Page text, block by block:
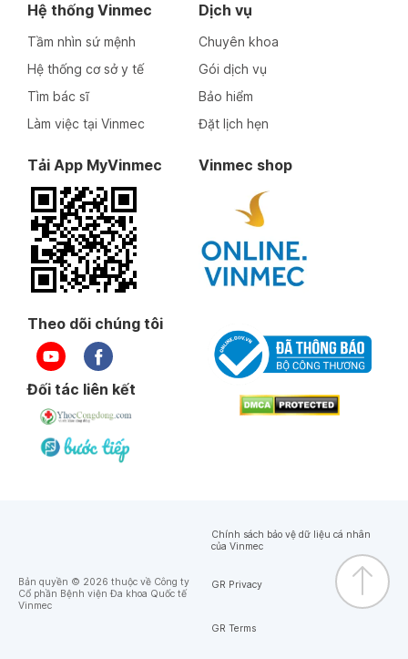
Hệ thống Vinmec
Tầm nhìn sứ mệnh
Hệ thống cơ sở y tế
Tìm bác sĩ
Làm việc tại Vinmec
Dịch vụ
Chuyên khoa
Gói dịch vụ
Bảo hiểm
Đặt lịch hẹn
Tải App MyVinmec Vinmec shop
Theo dõi chúng tôi
Đối tác liên kết
Bản quyền © 2026 thuộc về Công ty
Cổ phần Bệnh viện Đa khoa Quốc tế
Vinmec
Chính sách bảo vệ dữ liệu cá nhân
của Vinmec
GR Privacy
GR Terms